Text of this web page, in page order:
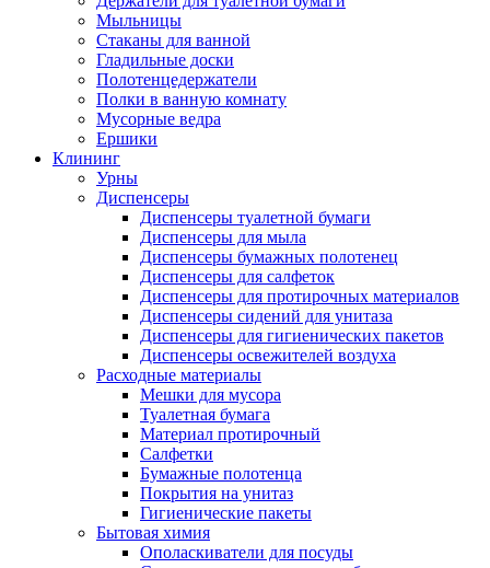
Мыльницы
Стаканы для ванной
Гладильные доски
Полотенцедержатели
Полки в ванную комнату
Мусорные ведра
Ершики
Клининг
Урны
Диспенсеры
Диспенсеры туалетной бумаги
Диспенсеры для мыла
Диспенсеры бумажных полотенец
Диспенсеры для салфеток
Диспенсеры для протирочных материалов
Диспенсеры сидений для унитаза
Диспенсеры для гигиенических пакетов
Диспенсеры освежителей воздуха
Расходные материалы
Мешки для мусора
Туалетная бумага
Материал протирочный
Салфетки
Бумажные полотенца
Покрытия на унитаз
Гигиенические пакеты
Бытовая химия
Ополаскиватели для посуды